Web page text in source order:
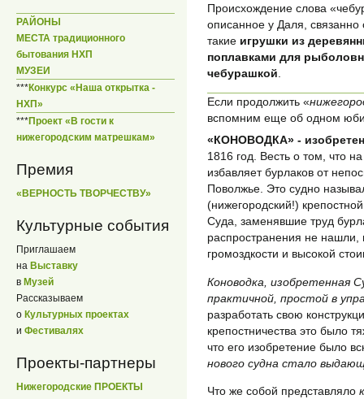
РАЙОНЫ
МЕСТА традиционного
бытования НХП
МУЗЕИ
***Конкурс «Наша открытка -
НХП»
***Проект «В гости к
нижегородским матрешкам»
Премия
«ВЕРНОСТЬ ТВОРЧЕСТВУ»
Культурные события
Приглашаем
на Выставку
в Музей
Рассказываем
о Культурных проектах
и Фестивалях
Проекты-партнеры
Нижегородские ПРОЕКТЫ
Происхождение слова
описанное у Даля, связанно
такие игрушки из
поплавками для
чебурашкой
Если продолжить «
вспомним еще об одном
«КОНОВОДКА» -
1816 год. Весть о том, что
избавляет бурлаков от
Поволжье. Это судно
(нижегородский!)
Суда, заменявшие труд
распространения не нашли,
громоздкости и высокой
Коноводка, изобретенная
практичной, простой в
разработать свою
крепостничества это было
что его изобретение было
нового судна стало
Что же собой представляло